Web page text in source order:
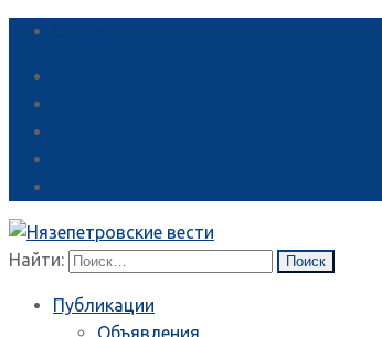
Найти:
Публикации
Объявления